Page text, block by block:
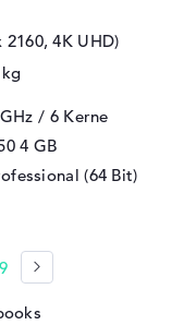
4K UHD)
/ 6 Kerne
4 GB
(64 Bit)